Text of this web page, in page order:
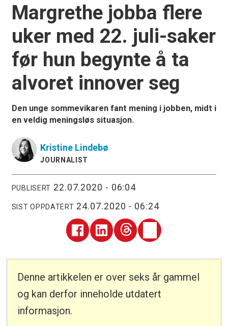
Margrethe jobba flere
uker med 22. juli-saker
før hun begynte å ta
alvoret innover seg
Den unge sommevikaren fant mening i jobben, midt i
en veldig meningsløs situasjon.
Kristine Lindebø
JOURNALIST
PUBLISERT 22.07.2020 - 06:04
SIST OPPDATERT 24.07.2020 - 06:24
Denne artikkelen er over seks år gammel
og kan derfor inneholde utdatert
informasjon.